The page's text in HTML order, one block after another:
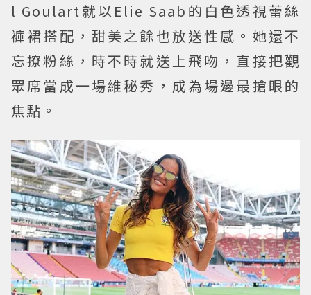
l Goulart就以Elie Saab的白色透視蕾絲
褲裙搭配，甜美之餘也放送性感。她還不
忘撩粉絲，時不時就送上飛吻，直接把觀
眾席當成一場維秘秀，成為場邊最搶眼的
焦點。